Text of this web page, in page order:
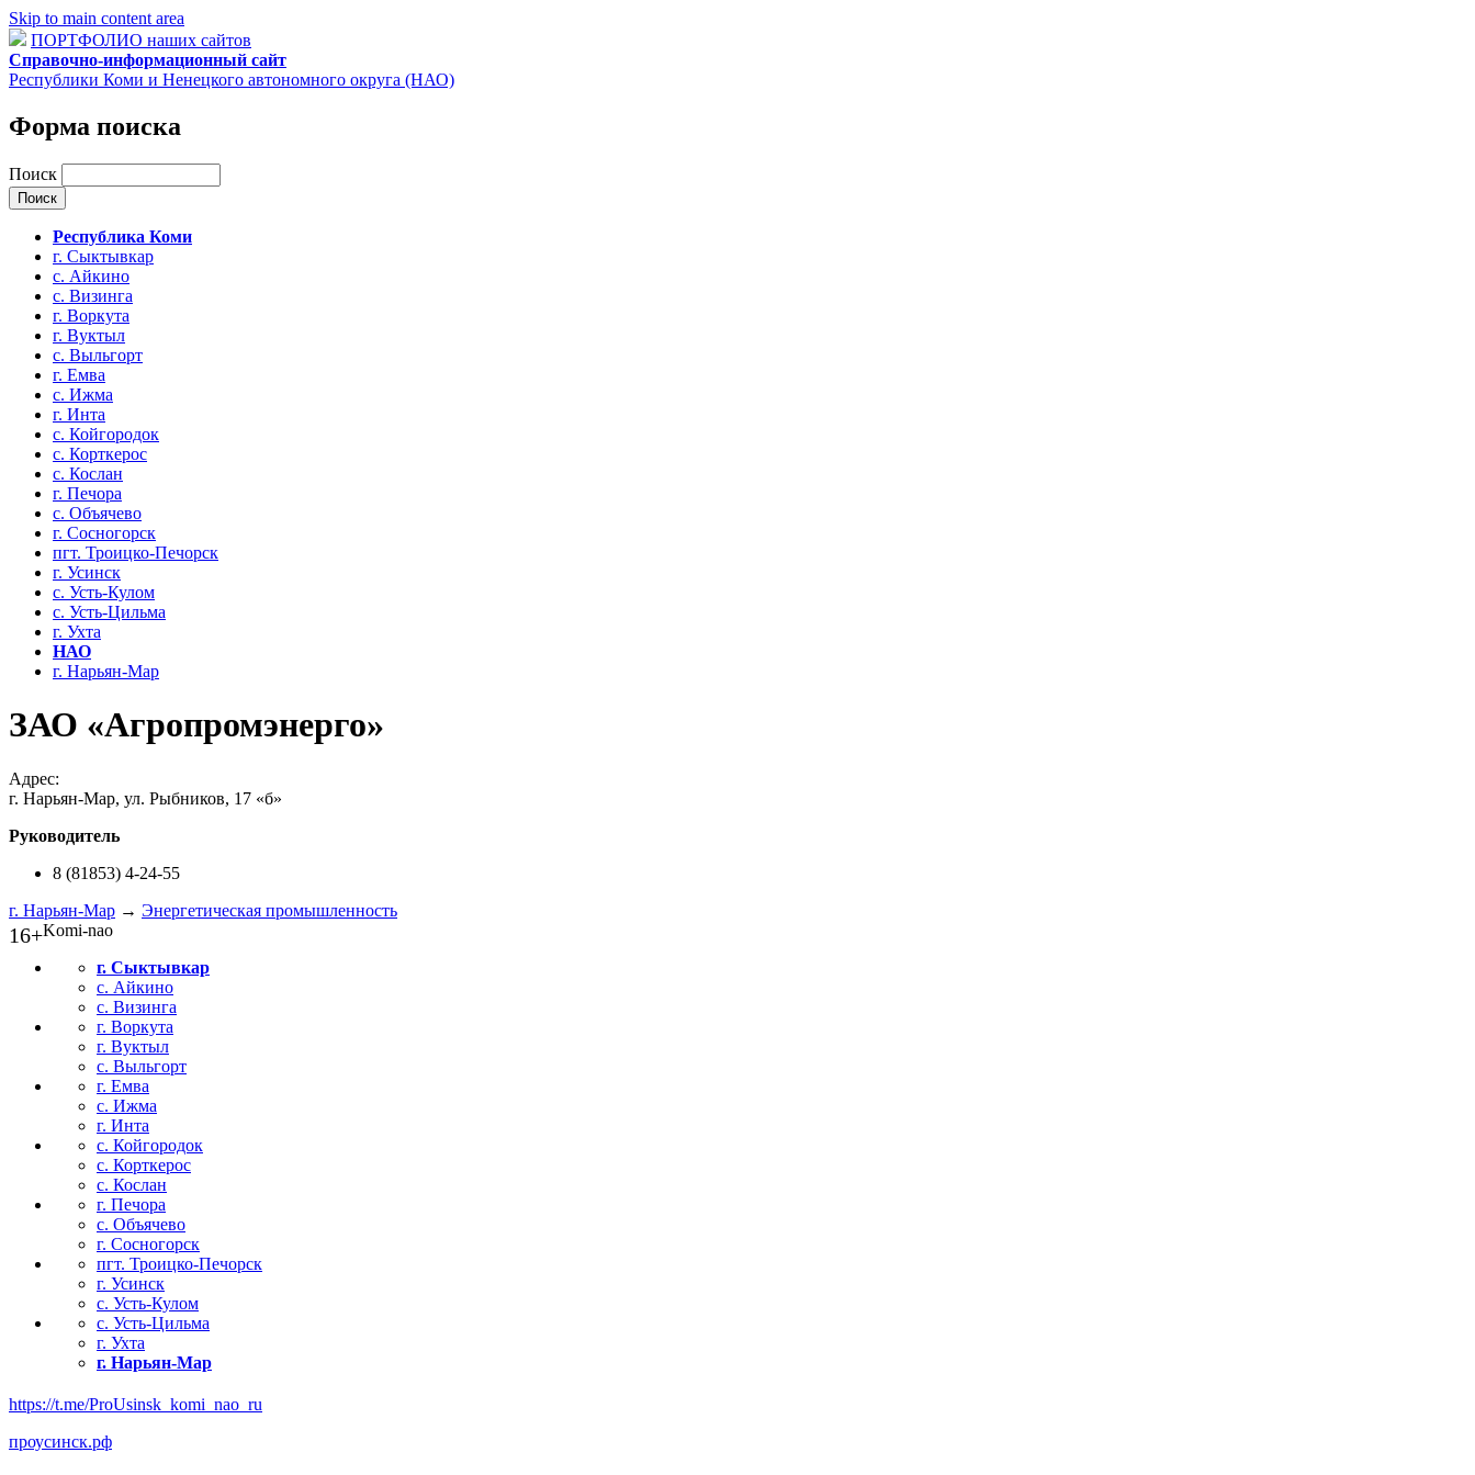
Skip to main content area
ПОРТФОЛИО наших сайтов
Справочно-информационный сайт
Республики Коми и Ненецкого автономного округа (НАО)
Форма поиска
Поиск
Республика Коми
г. Сыктывкар
с. Айкино
с. Визинга
г. Воркута
г. Вуктыл
с. Выльгорт
г. Емва
с. Ижма
г. Инта
с. Койгородок
с. Корткерос
с. Кослан
г. Печора
с. Объячево
г. Сосногорск
пгт. Троицко-Печорск
г. Усинск
с. Усть-Кулом
с. Усть-Цильма
г. Ухта
НАО
г. Нарьян-Мар
ЗАО «Агропромэнерго»
Адрес:
г. Нарьян-Мар, ул. Рыбников, 17 «б»
Руководитель
8 (81853) 4-24-55
г. Нарьян-Мар → Энергетическая промышленность
16+Komi-nao
г. Сыктывкар
с. Айкино
с. Визинга
г. Воркута
г. Вуктыл
с. Выльгорт
г. Емва
с. Ижма
г. Инта
с. Койгородок
с. Корткерос
с. Кослан
г. Печора
с. Объячево
г. Сосногорск
пгт. Троицко-Печорск
г. Усинск
с. Усть-Кулом
с. Усть-Цильма
г. Ухта
г. Нарьян-Мар
https://t.me/ProUsinsk_komi_nao_ru
проусинск.рф